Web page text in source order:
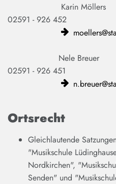
Karin
02591 - 926 452
Nele
02591 - 926 451
Ortsrecht
Gleichlautende
"Musikschule
Nordkirchen",
Senden" und